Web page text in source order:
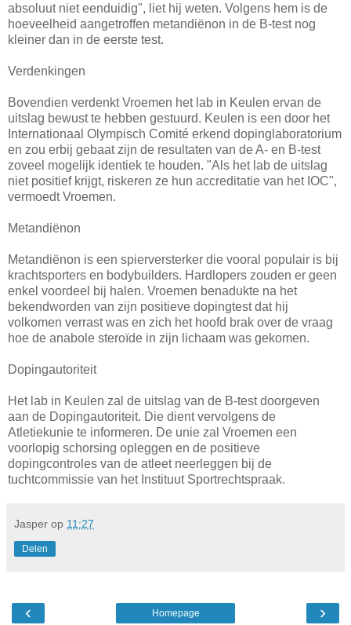
absoluut niet eenduidig", liet hij weten. Volgens hem is de
hoeveelheid aangetroffen metandiënon in de B-test nog
kleiner dan in de eerste test.
Verdenkingen
Bovendien verdenkt Vroemen het lab in Keulen ervan de
uitslag bewust te hebben gestuurd. Keulen is een door het
Internationaal Olympisch Comité erkend dopinglaboratorium
en zou erbij gebaat zijn de resultaten van de A- en B-test
zoveel mogelijk identiek te houden. "Als het lab de uitslag
niet positief krijgt, riskeren ze hun accreditatie van het IOC",
vermoedt Vroemen.
Metandiënon
Metandiënon is een spierversterker die vooral populair is bij
krachtsporters en bodybuilders. Hardlopers zouden er geen
enkel voordeel bij halen. Vroemen benadukte na het
bekendworden van zijn positieve dopingtest dat hij
volkomen verrast was en zich het hoofd brak over de vraag
hoe de anabole steroïde in zijn lichaam was gekomen.
Dopingautoriteit
Het lab in Keulen zal de uitslag van de B-test doorgeven
aan de Dopingautoriteit. Die dient vervolgens de
Atletiekunie te informeren. De unie zal Vroemen een
voorlopig schorsing opleggen en de positieve
dopingcontroles van de atleet neerleggen bij de
tuchtcommissie van het Instituut Sportrechtspraak.
Jasper op 11:27
Delen
‹ ›
Homepage